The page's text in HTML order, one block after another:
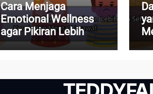
Cara Menjaga
Emotional Wellness
agar Pikiran Lebih
Tenang dan